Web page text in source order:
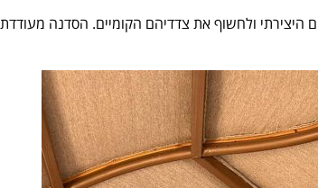
ולחשוף את צדדיהם הקומיים. הסדנה